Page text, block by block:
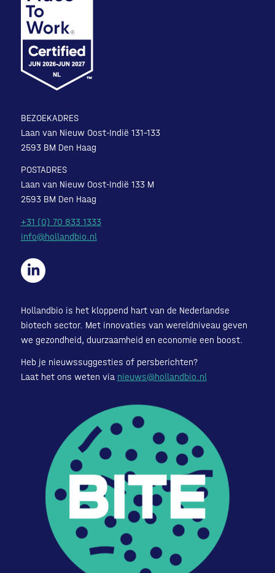
BEZOEKADRES
Laan van Nieuw Oost-Indië 131-133
2593 BM Den Haag
POSTADRES
Laan van Nieuw Oost-Indië 133 M
2593 BM Den Haag
+31 (0) 70 833 1333
info@hollandbio.nl
Hollandbio is het kloppend hart van de Nederlandse
biotech sector. Met innovaties van wereldniveau geven
we gezondheid, duurzaamheid en economie een boost.
Heb je nieuwssuggesties of persberichten?
Laat het ons weten via nieuws@hollandbio.nl